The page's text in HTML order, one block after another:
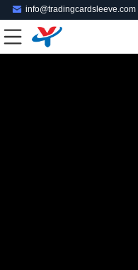
info@tradingcardsleeve.com